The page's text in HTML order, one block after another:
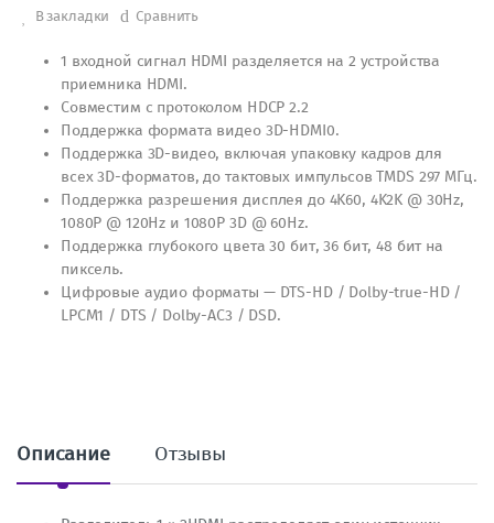
В закладки Сравнить
1 входной сигнал HDMI разделяется на 2 устройства
приемника HDMI.
Совместим с протоколом HDCP 2.2
Поддержка формата видео 3D-HDMI0.
Поддержка 3D-видео, включая упаковку кадров для
всех 3D-форматов, до тактовых импульсов TMDS 297 МГц.
Поддержка разрешения дисплея до 4K60, 4K2K @ 30Hz,
1080P @ 120Hz и 1080P 3D @ 60Hz.
Поддержка глубокого цвета 30 бит, 36 бит, 48 бит на
пиксель.
Цифровые аудио форматы — DTS-HD / Dolby-true-HD /
LPCM1 / DTS / Dolby-AC3 / DSD.
Описание Отзывы